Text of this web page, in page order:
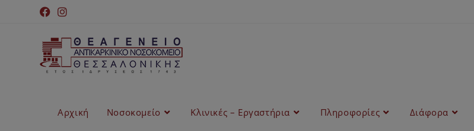
Αρχική Νοσοκομείο Κλινικές – Εργαστήρια Πληροφορίες Διάφορα